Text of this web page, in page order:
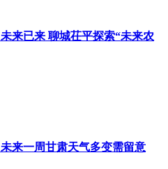
未来已来 聊城茌平探索“未来农
未来一周甘肃天气多变需留意